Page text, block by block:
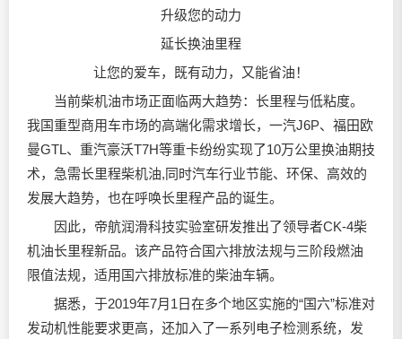
升级您的动力
延长换油里程
让您的爱车，既有动力，又能省油！
当前柴机油市场正面临两大趋势：长里程与低粘度。
我国重型商用车市场的高端化需求增长，一汽J6P、福田欧
曼GTL、重汽豪沃T7H等重卡纷纷实现了10万公里换油期技
术，急需长里程柴机油,同时汽车行业节能、环保、高效的
发展大趋势，也在呼唤长里程产品的诞生。
因此，帝航润滑科技实验室研发推出了领导者CK-4柴
机油长里程新品。该产品符合国六排放法规与三阶段燃油
限值法规，适用国六排放标准的柴油车辆。
据悉，于2019年7月1日在多个地区实施的“国六”标准对
发动机性能要求更高，还加入了一系列电子检测系统，发